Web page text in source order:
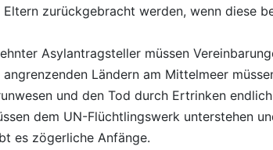
zurückgebracht werden, wenn diese
Asylantragsteller müssen
Ländern am Mittelmeer
und den Tod durch Ertrinken
dem UN-Flüchtlingswerk unterstehen
es zögerliche Anfänge.